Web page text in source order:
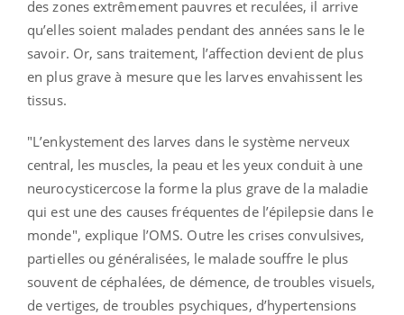
des zones extrêmement pauvres et reculées, il arrive
qu’elles soient malades pendant des années sans le le
savoir. Or, sans traitement, l’affection devient de plus
en plus grave à mesure que les larves envahissent les
tissus.
"L’enkystement des larves dans le système nerveux
central, les muscles, la peau et les yeux conduit à une
neurocysticercose la forme la plus grave de la maladie
qui est une des causes fréquentes de l’épilepsie dans le
monde", explique l’OMS. Outre les crises convulsives,
partielles ou généralisées, le malade souffre le plus
souvent de céphalées, de démence, de troubles visuels,
de vertiges, de troubles psychiques, d’hypertensions